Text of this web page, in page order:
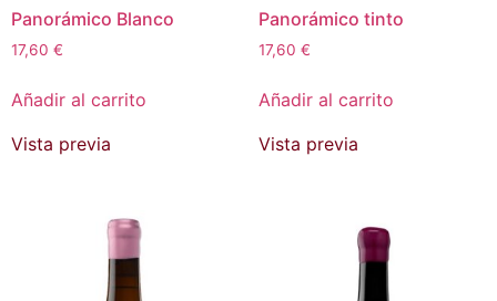
Panorámico Blanco
17,60 €
Añadir al carrito
Vista previa
Panorámico tinto
17,60 €
Añadir al carrito
Vista previa